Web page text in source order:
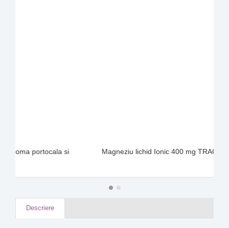
Magneziu lichid Ionic 400 mg TRACE MINERALS
Descriere